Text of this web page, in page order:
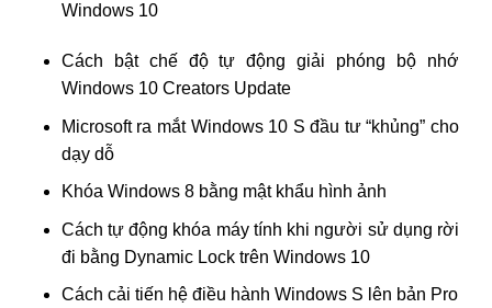
Windows 10
Cách bật chế độ tự động giải phóng bộ nhớ
Windows 10 Creators Update
Microsoft ra mắt Windows 10 S đầu tư “khủng” cho
dạy dỗ
Khóa Windows 8 bằng mật khẩu hình ảnh
Cách tự động khóa máy tính khi người sử dụng rời
đi bằng Dynamic Lock trên Windows 10
Cách cải tiến hệ điều hành Windows S lên bản Pro